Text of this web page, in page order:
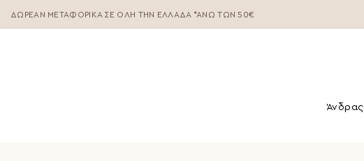
ΔΩΡΕΆΝ ΜΕΤΑΦΟΡΙΚΆ ΣΕ ΌΛΗ ΤΗΝ ΕΛΛΆΔΑ *ΑΝΩ ΤΩΝ 50€
Άνδρας